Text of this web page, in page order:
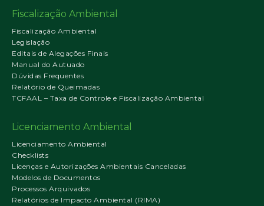
Fiscalização Ambiental
Fiscalização Ambiental
Legislação
Editais de Alegações Finais
Manual do Autuado
Dúvidas Frequentes
Relatório de Queimadas
TCFAAL – Taxa de Controle e Fiscalização Ambiental
Licenciamento Ambiental
Licenciamento Ambiental
Checklists
Licenças e Autorizações Ambientais Canceladas
Modelos de Documentos
Processos Arquivados
Relatórios de Impacto Ambiental (RIMA)